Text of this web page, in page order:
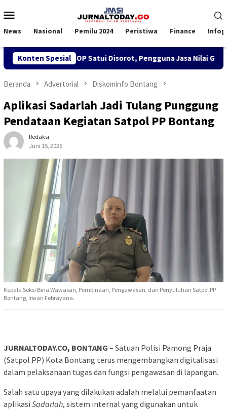
ke
Mobile
News Nasional Pemilu 2024 Peristiwa Finance
Konten Spesial
TKBM di KSOP Satui Disorot, Pengguna Jasa Nilai Ganggu
Beranda Advertorial Diskominfo Bontang
Aplikasi Sadarlah Jadi Tulang Punggung
Pendataan Kegiatan Satpol PP Bontang
Redaksi
Juni 15, 2026
Kepala Seksi Bina Wawasan, Pembinaan, Pengawasan, dan Penyuluhan Satpol PP
Bontang, Irwan Febrayana.
JURNALTODAY.CO, BONTANG – Satuan Polisi Pamong Praja
(Satpol PP) Kota Bontang terus mengembangkan digitalisasi
dalam pelaksanaan tugas dan fungsi pengawasan di lapangan.
Salah satu upaya yang dilakukan adalah melalui pemanfaatan
aplikasi Sadarlah, sistem internal yang digunakan untuk